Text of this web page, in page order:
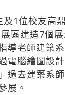
及1位校友高
區建造7個
導老師建築
電腦繪圖設
過去建築系
展。